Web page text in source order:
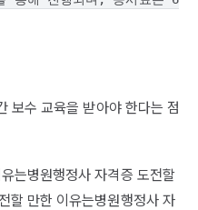
보수 교육을 받아야 한다는 점
는병원행정사 자격증 도전할
할 만한 이유는병원행정사 자